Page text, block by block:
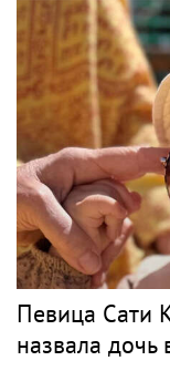
Певица Сати
назвала дочь